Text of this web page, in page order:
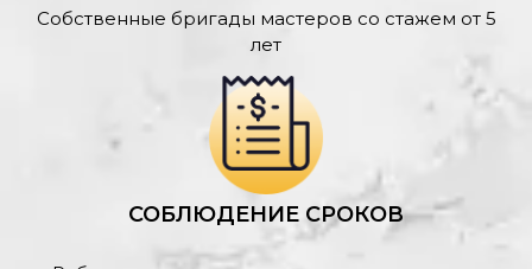
Собственные бригады мастеров со стажем от 5
лет
СОБЛЮДЕНИЕ СРОКОВ